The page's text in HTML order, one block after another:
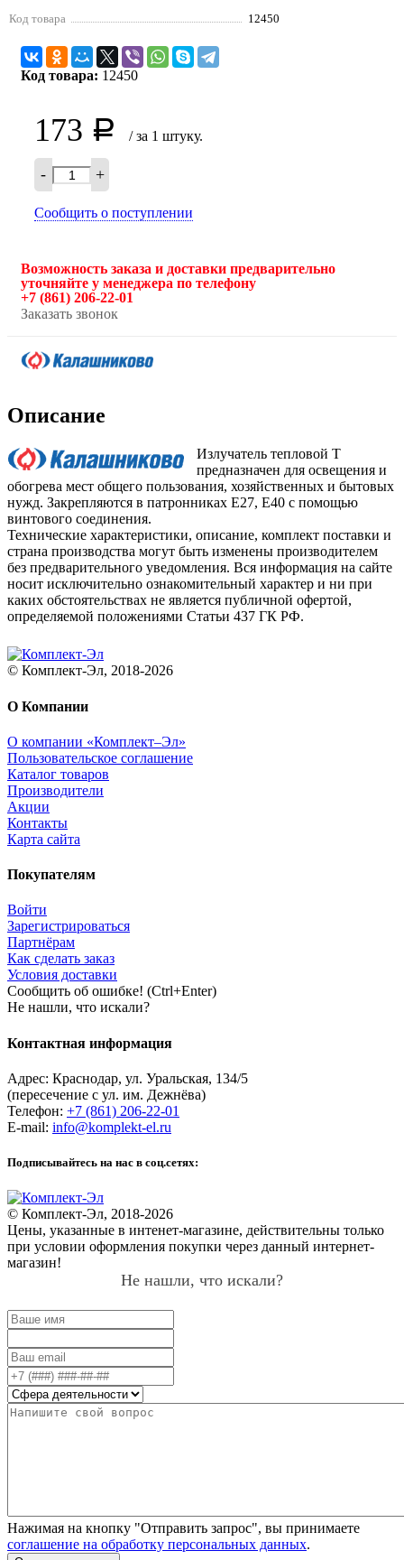
Код товара
12450
Код товара: 12450
173 Р / за 1 штуку.
- +
Сообщить о поступлении
Возможность заказа и доставки предварительно
уточняйте у менеджера по телефону
+7 (861) 206-22-01
Заказать звонок
Описание
Излучатель тепловой Т
предназначен для освещения и
обогрева мест общего пользования, хозяйственных и бытовых
нужд. Закрепляются в патронниках Е27, Е40 с помощью
винтового соединения.
Технические характеристики, описание, комплект поставки и
страна производства могут быть изменены производителем
без предварительного уведомления. Вся информация на сайте
носит исключительно ознакомительный характер и ни при
каких обстоятельствах не является публичной офертой,
определяемой положениями Статьи 437 ГК РФ.
© Комплект-Эл, 2018-2026
О Компании
О компании «Комплект–Эл»
Пользовательское соглашение
Каталог товаров
Производители
Акции
Контакты
Карта сайта
Покупателям
Войти
Зарегистрироваться
Партнёрам
Как сделать заказ
Условия доставки
Сообщить об ошибке! (Ctrl+Enter)
Не нашли, что искали?
Контактная информация
Адрес: Краснодар, ул. Уральская, 134/5
(пересечение с ул. им. Дежнёва)
Телефон: +7 (861) 206-22-01
E-mail: info@komplekt-el.ru
Подписывайтесь на нас в соц.сетях:
© Комплект-Эл, 2018-2026
Цены, указанные в интенет-магазине, действительны только
при условии оформления покупки через данный интернет-
магазин!
Не нашли, что искали?
Нажимая на кнопку "Отправить запрос", вы принимаете
соглашение на обработку персональных данных.